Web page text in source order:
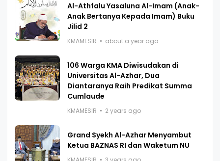
Al-Athfalu Yasaluna Al-Imam (Anak-
Anak Bertanya Kepada Imam) Buku
Jilid 2
KMAMESIR about a year ago
106 Warga KMA Diwisudakan di
Universitas Al-Azhar, Dua
Diantaranya Raih Predikat Summa
Cumlaude
KMAMESIR 2 years ago
Grand Syekh Al-Azhar Menyambut
Ketua BAZNAS RI dan Waketum NU